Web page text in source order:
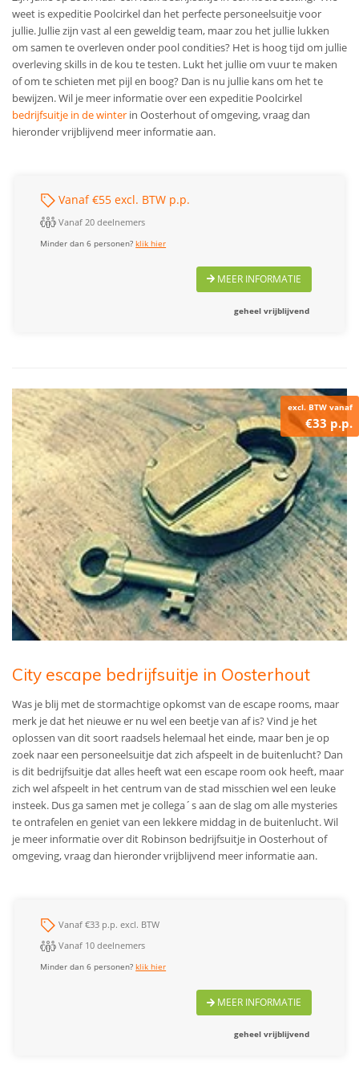
weet is expeditie Poolcirkel dan het perfecte personeelsuitje voor
jullie. Jullie zijn vast al een geweldig team, maar zou het jullie lukken
om samen te overleven onder pool condities? Het is hoog tijd om jullie
overleving skills in de kou te testen. Lukt het jullie om vuur te maken
of om te schieten met pijl en boog? Dan is nu jullie kans om het te
bewijzen.Wil je meer informatie over een expeditie Poolcirkel
bedrijfsuitje in de winter in Oosterhout of omgeving, vraag dan
hieronder vrijblijvend meer informatie aan.
Vanaf €55 excl. BTW p.p.
Vanaf 20 deelnemers
Minder dan 6 personen?klik hier
MEER INFORMATIE
geheel vrijblijvend
excl. BTW vanaf
€33 p.p.
City escape bedrijfsuitje in Oosterhout
Was je blij met de stormachtige opkomst van de escape rooms, maar
merk je dat het nieuwe er nu wel een beetje van af is? Vind je het
oplossen van dit soort raadsels helemaal het einde, maar ben je op
zoek naar een personeelsuitje dat zich afspeelt in de buitenlucht? Dan
is dit bedrijfsuitje dat alles heeft wat een escape room ook heeft, maar
zich wel afspeelt in het centrum van de stad misschien wel een leuke
insteek. Dus ga samen met je collega´s aan de slag om alle mysteries
te ontrafelen en geniet van een lekkere middag in de buitenlucht. Wil
je meer informatie over dit Robinson bedrijfsuitje in Oosterhout of
omgeving, vraag dan hieronder vrijblijvend meer informatie aan.
Vanaf €33 p.p. excl. BTW
Vanaf 10 deelnemers
Minder dan 6 personen?klik hier
MEER INFORMATIE
geheel vrijblijvend